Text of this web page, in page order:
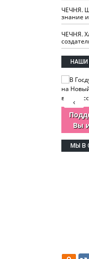
ЧЕЧНЯ.
знание
ЧЕЧНЯ.
НАШИ
Вы
‹
МЫ В